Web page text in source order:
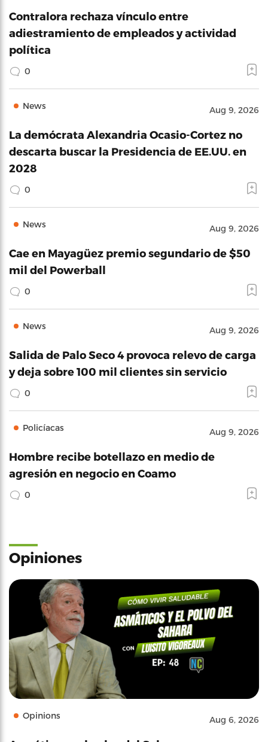
Contralora rechaza vínculo entre
adiestramiento de empleados y actividad
política
0
News Aug 9, 2026
La demócrata Alexandria Ocasio-Cortez no
descarta buscar la Presidencia de EE.UU. en
2028
0
News Aug 9, 2026
Cae en Mayagüez premio segundario de $50
mil del Powerball
0
News Aug 9, 2026
Salida de Palo Seco 4 provoca relevo de carga
y deja sobre 100 mil clientes sin servicio
0
Policíacas Aug 9, 2026
Hombre recibe botellazo en medio de
agresión en negocio en Coamo
0
Opiniones
Opinions Aug 6, 2026